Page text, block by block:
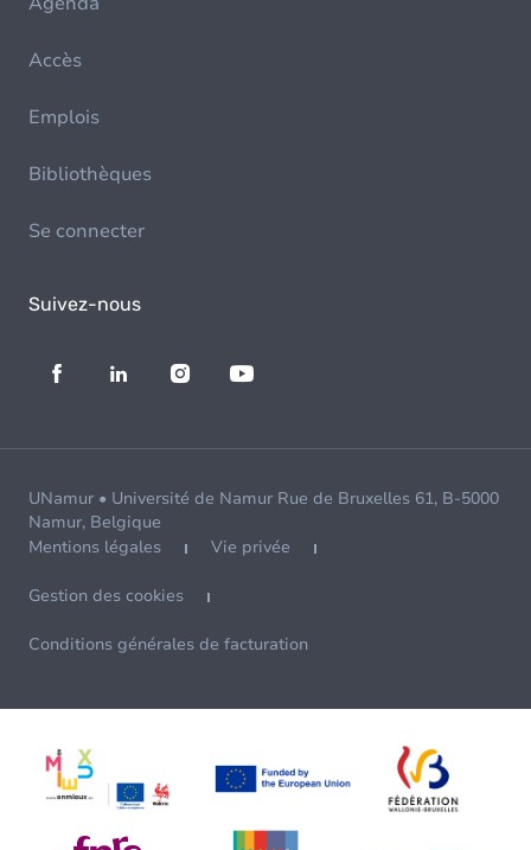
Accès
Emplois
Bibliothèques
Se connecter
Suivez-nous
UNamur • Université de Namur Rue de Bruxelles 61, B-5000
Namur, Belgique
Mentions légales
Vie privée
Gestion des cookies
Conditions générales de facturation